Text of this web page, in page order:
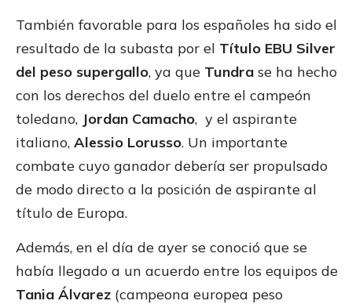
También favorable para los españoles ha sido el
resultado de la subasta por el Título EBU Silver
del peso supergallo, ya que Tundra se ha hecho
con los derechos del duelo entre el campeón
toledano, Jordan Camacho, y el aspirante
italiano, Alessio Lorusso. Un importante
combate cuyo ganador debería ser propulsado
de modo directo a la posición de aspirante al
título de Europa.
Además, en el día de ayer se conoció que se
había llegado a un acuerdo entre los equipos de
Tania Álvarez (campeona europea peso